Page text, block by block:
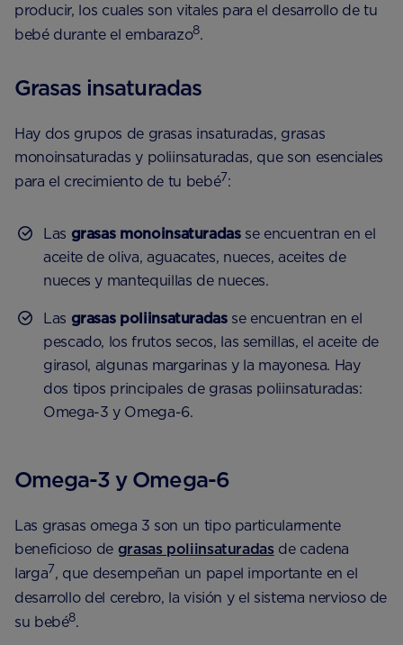
producir, los cuales son vitales para el desarrollo de tu
bebé durante el embarazo8.
Grasas insaturadas
Hay dos grupos de grasas insaturadas, grasas
monoinsaturadas y poliinsaturadas, que son esenciales
para el crecimiento de tu bebé7:
Las grasas monoinsaturadasse encuentran en el
aceite de oliva, aguacates, nueces, aceites de
nueces y mantequillas de nueces.
Las grasas poliinsaturadasse encuentran en el
pescado, los frutos secos, las semillas, el aceite de
girasol, algunas margarinas y la mayonesa. Hay
dos tipos principales de grasas poliinsaturadas:
Omega-3 y Omega-6.
Omega-3 y Omega-6
Las grasas omega 3 son un tipo particularmente
beneficioso de grasas poliinsaturadasde cadena
larga7, que desempeñan un papel importante en el
desarrollo del cerebro, la visión y el sistema nervioso de
su bebé8.